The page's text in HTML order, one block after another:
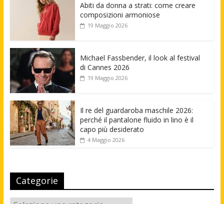
Abiti da donna a strati: come creare
composizioni armoniose
19 Maggio 2026
Michael Fassbender, il look al festival
di Cannes 2026
19 Maggio 2026
Il re del guardaroba maschile 2026:
perché il pantalone fluido in lino è il
capo più desiderato
4 Maggio 2026
Categorie